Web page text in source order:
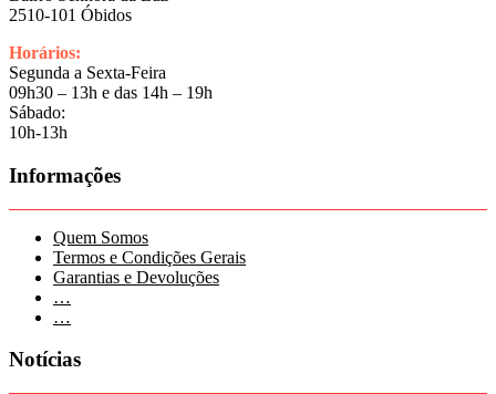
2510-101 Óbidos
Horários:
Segunda a Sexta-Feira
09h30 – 13h e das 14h – 19h
Sábado:
10h-13h
Informações
Quem Somos
Termos e Condições Gerais
Garantias e Devoluções
…
…
Notícias